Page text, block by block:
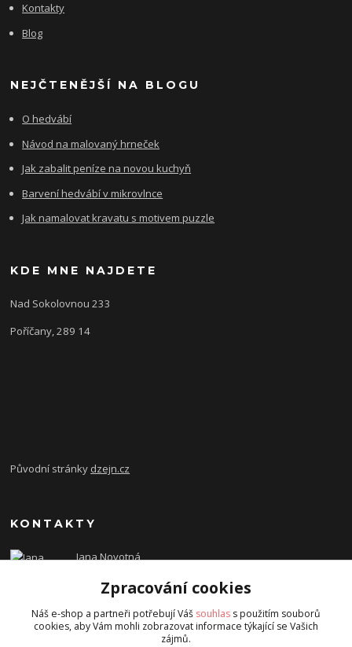
Kontakty
Blog
NEJČTENĚJŠÍ NA BLOGU
O hedvábí
Návod na malovaný hrneček
Jak zabalit peníze na novou kuchyň
Barvení hedvábí v mikrovlnce
Jak namalovat kravatu s motivem puzzle
KDE MNE NAJDETE
Nad Sokolovnou 233
Poříčany, 289 14
Původní stránky dzejn.cz
KONTAKTY
Jana Novotná
dzejn.n@email.cz
Zpracování cookies
Náš e-shop a partneři potřebují Váš souhlas s použitím souborů
cookies, aby Vám mohli zobrazovat informace týkající se Vašich
zájmů.